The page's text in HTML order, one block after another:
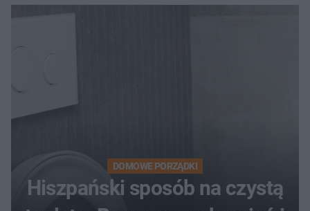
DOMOWE PORZĄDKI
Hiszpański sposób na czystą